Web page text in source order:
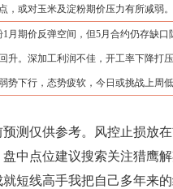
或对玉米及淀粉期价压力有所减弱。
月期价反弹空间，但5月合约仍存缺
升。深加工利润不佳，开工率下降打
下行，态势疲软，今日或挑战上周
测仅供参考。风控止损放
中点位建议搜索关注猎鹰
短线高手我把自己多年来